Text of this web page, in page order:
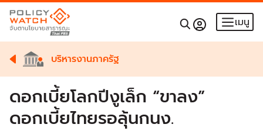
เมนู
บริหารงานภาครัฐ
ดอกเบี้ยโลกปีงูเล็ก “ขาลง”
ดอกเบี้ยไทยรอลุ้นกนง.